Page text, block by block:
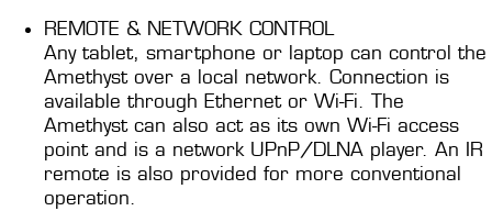
REMOTE & NETWORK CONTROL
Any tablet, smartphone or laptop can control the
Amethyst over a local network. Connection is
available through Ethernet or Wi-Fi. The
Amethyst can also act as its own Wi-Fi access
point and is a network UPnP/DLNA player. An IR
remote is also provided for more conventional
operation.